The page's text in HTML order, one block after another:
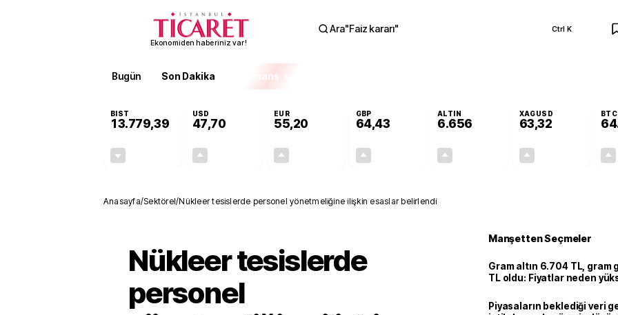
Ekonomiden haberiniz var!
Ara"Faiz kararı" Ctrl K
Bugün Son Dakika Finans
BIST
13.779,39
USD
47,70
EUR
55,20
GBP
64,43
ALTIN
6.656
XAGUSD
63,32
BTC
Anasayfa/Sektörel/Nükleer tesislerde personel yönetmeliğine ilişkin esaslar belirlendi
Nükleer tesislerde
personel
Manşetten Seçmeler
Gram altın 6.704 TL, gram
TL oldu: Fiyatlar neden
Piyasaların beklediği veri